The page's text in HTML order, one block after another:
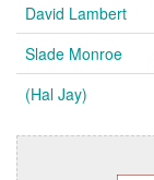
David Lambert
Slade Monroe
(Hal Jay)